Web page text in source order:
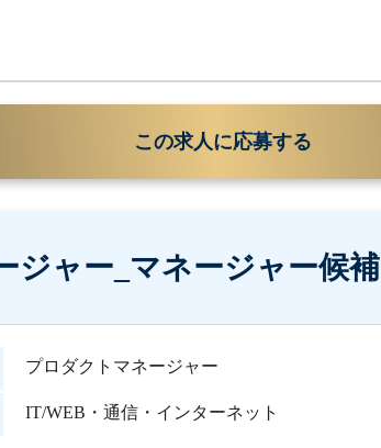
この求人に応募する
ジャー_マネージャー候補
プロダクトマネージャー
IT/WEB・通信・インターネット